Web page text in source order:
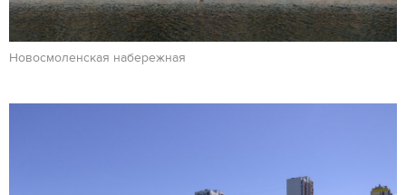
Новосмоленская набережная